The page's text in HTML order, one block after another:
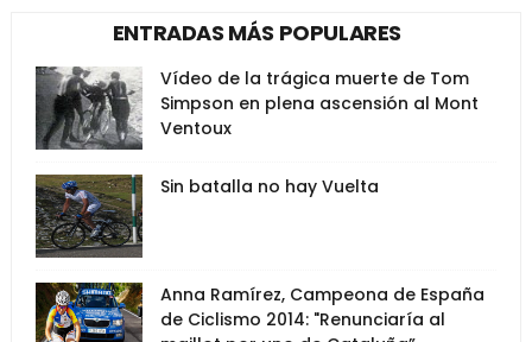
ENTRADAS MÁS POPULARES
Vídeo de la trágica muerte de Tom
Simpson en plena ascensión al Mont
Ventoux
Sin batalla no hay Vuelta
Anna Ramírez, Campeona de España
de Ciclismo 2014: "Renunciaría al